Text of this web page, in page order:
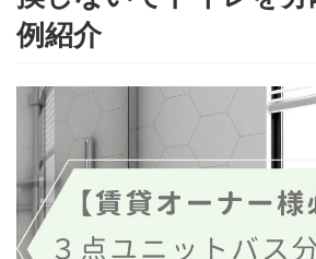
例紹介